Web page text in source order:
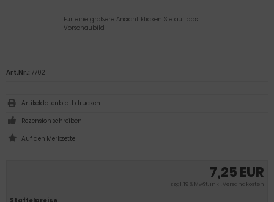
Für eine größere Ansicht klicken Sie auf das
Vorschaubild
7,25 EUR
zzgl. 19 % MwSt. inkl.Versandkosten
Art.Nr.: 7702
Artikeldatenblatt drucken
Rezension schreiben